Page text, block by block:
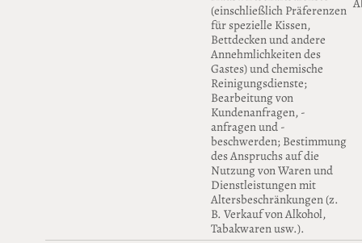
(einschließlich Präferenzen
für spezielle Kissen,
Bettdecken und andere
Annehmlichkeiten des
Gastes) und chemische
Reinigungsdienste;
Bearbeitung von
Kundenanfragen, -
anfragen und -
beschwerden; Bestimmung
des Anspruchs auf die
Nutzung von Waren und
Dienstleistungen mit
Altersbeschränkungen (z.
B. Verkauf von Alkohol,
Tabakwaren usw.).